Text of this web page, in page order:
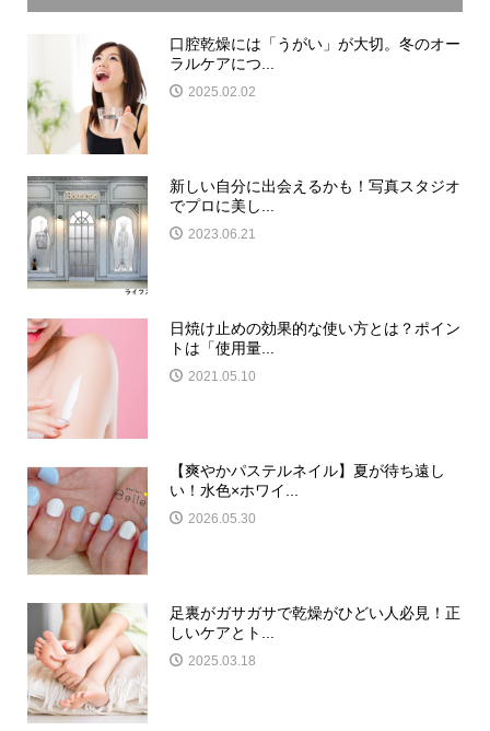
口腔乾燥には「うがい」が大切。冬のオー
ラルケアにつ...
2025.02.02
新しい自分に出会えるかも！写真スタジオ
でプロに美し...
2023.06.21
日焼け止めの効果的な使い方とは？ポイン
トは「使用量...
2021.05.10
【爽やかパステルネイル】夏が待ち遠し
い！水色×ホワイ...
2026.05.30
足裏がガサガサで乾燥がひどい人必見！正
しいケアとト...
2025.03.18